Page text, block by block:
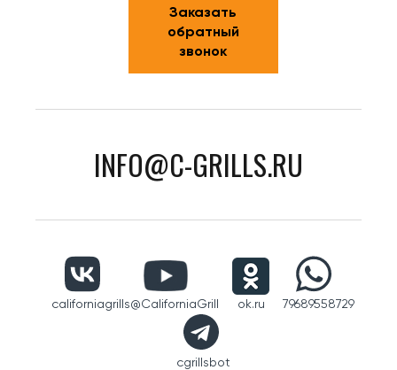
Заказать
обратный
звонок
INFO@C-GRILLS.RU
californiagrills@CaliforniaGrill ok.ru 79689558729
cgrillsbot